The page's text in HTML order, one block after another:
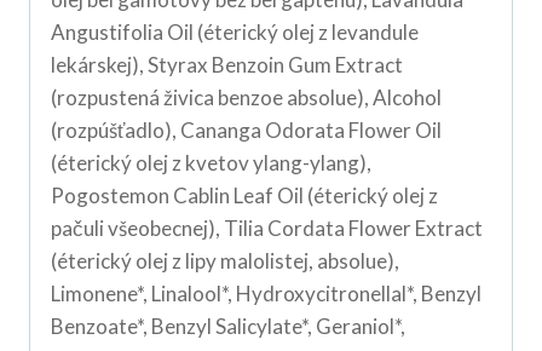
Angustifolia Oil (éterický olej z levandule
lekárskej), Styrax Benzoin Gum Extract
(rozpustená živica benzoe absolue), Alcohol
(rozpúšťadlo), Cananga Odorata Flower Oil
(éterický olej z kvetov ylang-ylang),
Pogostemon Cablin Leaf Oil (éterický olej z
pačuli všeobecnej), Tilia Cordata Flower Extract
(éterický olej z lipy malolistej, absolue),
Limonene*, Linalool*, Hydroxycitronellal*, Benzyl
Benzoate*, Benzyl Salicylate*, Geraniol*,